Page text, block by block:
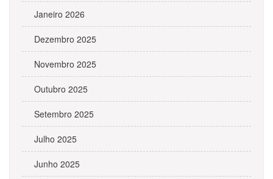
Janeiro 2026
Dezembro 2025
Novembro 2025
Outubro 2025
Setembro 2025
Julho 2025
Junho 2025